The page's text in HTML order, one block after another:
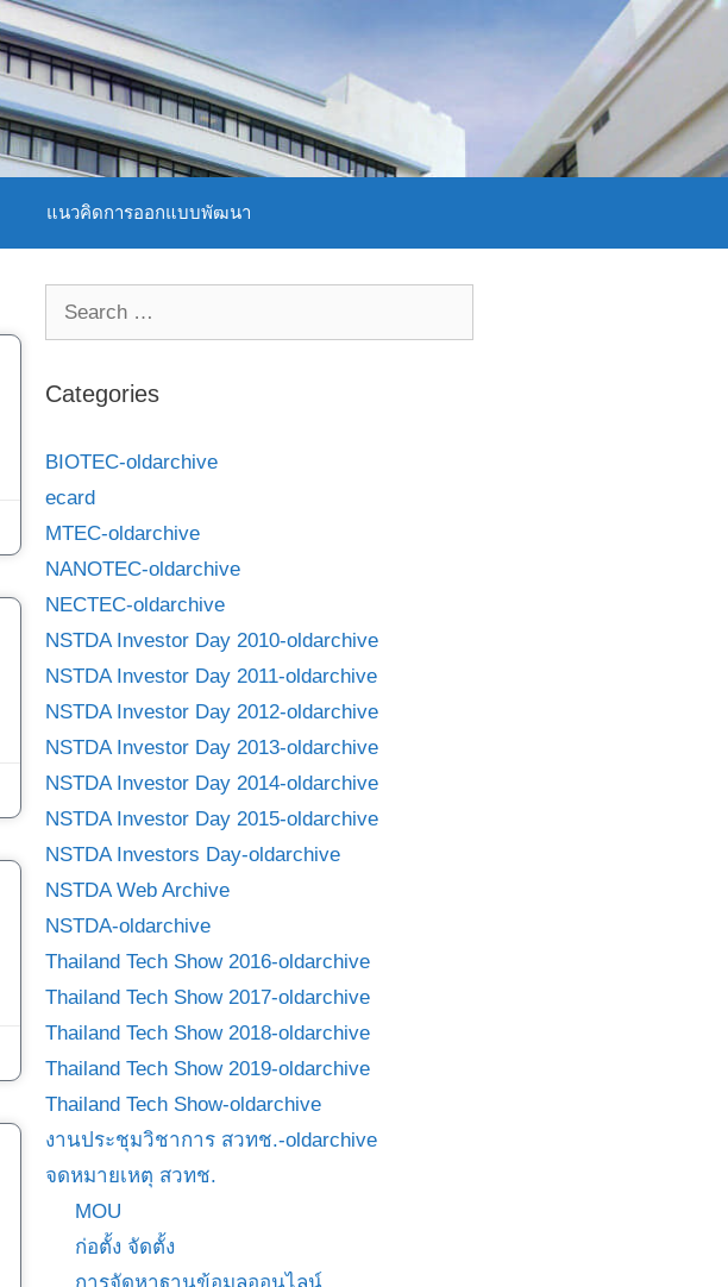
แนวคิดการออกแบบพัฒนา
Categories
BIOTEC-oldarchive
ecard
MTEC-oldarchive
NANOTEC-oldarchive
NECTEC-oldarchive
NSTDA Investor Day 2010-oldarchive
NSTDA Investor Day 2011-oldarchive
NSTDA Investor Day 2012-oldarchive
NSTDA Investor Day 2013-oldarchive
NSTDA Investor Day 2014-oldarchive
NSTDA Investor Day 2015-oldarchive
NSTDA Investors Day-oldarchive
NSTDA Web Archive
NSTDA-oldarchive
Thailand Tech Show 2016-oldarchive
Thailand Tech Show 2017-oldarchive
Thailand Tech Show 2018-oldarchive
Thailand Tech Show 2019-oldarchive
Thailand Tech Show-oldarchive
งานประชุมวิชาการ สวทช.-oldarchive
จดหมายเหตุ สวทช.
MOU
ก่อตั้ง จัดตั้ง